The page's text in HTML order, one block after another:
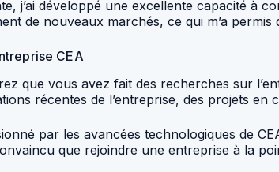
j’ai développé une excellente capacité à
de nouveaux marchés, ce qui m’a permis
CEA
que vous avez fait des recherches sur
récentes de l’entreprise, des projets
par les avancées technologiques de
que rejoindre une entreprise à la